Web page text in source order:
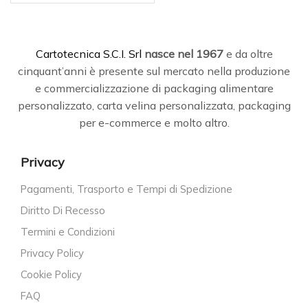
Cartotecnica S.C.I. Srl nasce nel 1967e da oltre
cinquant’anni è presente sul mercato nella produzione
e commercializzazione di packaging alimentare
personalizzato, carta velina personalizzata, packaging
per e-commerce e molto altro.
Privacy
Pagamenti, Trasporto e Tempi di Spedizione
Diritto Di Recesso
Termini e Condizioni
Privacy Policy
Cookie Policy
FAQ